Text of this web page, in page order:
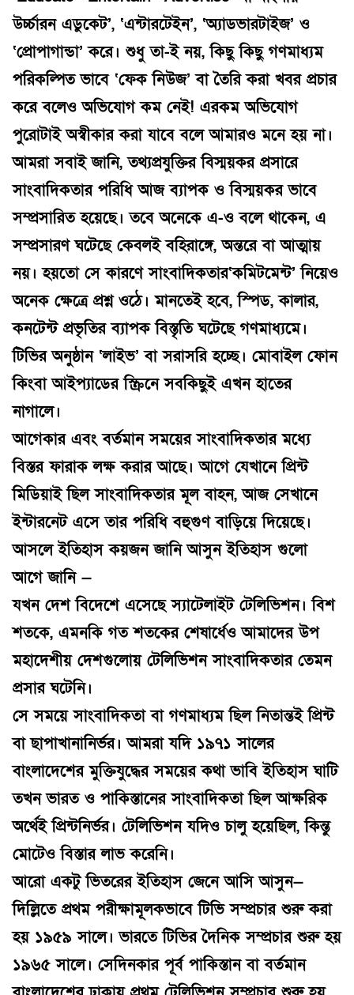
উর্চ্চারন এডুকেট’, ‘এন্টারটেইন’, ‘অ্যাডভারটাইজ’ ও
‘প্রোপাগান্ডা’ করে। শুধু তা-ই নয়, কিছু কিছু গণমাধ্যম
পরিকল্পিত ভাবে ‘ফেক নিউজ’ বা তৈরি করা খবর প্রচার
করে বলেও অভিযোগ কম নেই! এরকম অভিযোগ
পুরোটাই অস্বীকার করা যাবে বলে আমারও মনে হয় না।
আমরা সবাই জানি, তথ্যপ্রযুক্তির বিস্ময়কর প্রসারে
সাংবাদিকতার পরিধি আজ ব্যাপক ও বিস্ময়কর ভাবে
সম্প্রসারিত হয়েছে। তবে অনেকে এ-ও বলে থাকেন, এ
সম্প্রসারণ ঘটেছে কেবলই বহিরাঙ্গে, অন্তরে বা আত্মায়
নয়। হয়তো সে কারণে সাংবাদিকতার‘কমিটমেন্ট’ নিয়েও
অনেক ক্ষেত্রে প্রশ্ন ওঠে। মানতেই হবে, স্পিড, কালার,
কনটেন্ট প্রভৃতির ব্যাপক বিস্তৃতি ঘটেছে গণমাধ্যমে।
টিভির অনুষ্ঠান ‘লাইভ’ বা সরাসরি হচ্ছে। মোবাইল ফোন
কিংবা আইপ্যাডের স্ক্রিনে সবকিছুই এখন হাতের
নাগালে।
আগেকার এবং বর্তমান সময়ের সাংবাদিকতার মধ্যে
বিস্তর ফারাক লক্ষ করার আছে। আগে যেখানে প্রিন্ট
মিডিয়াই ছিল সাংবাদিকতার মূল বাহন, আজ সেখানে
ইন্টারনেট এসে তার পরিধি বহুগুণ বাড়িয়ে দিয়েছে।
আসলে ইতিহাস কয়জন জানি আসুন ইতিহাস গুলো
আগে জানি —
যখন দেশ বিদেশে এসেছে স্যাটেলাইট টেলিভিশন। বিশ
শতকে, এমনকি গত শতকের শেষার্ধেও আমাদের উপ
মহাদেশীয় দেশগুলোয় টেলিভিশন সাংবাদিকতার তেমন
প্রসার ঘটেনি।
সে সময়ে সাংবাদিকতা বা গণমাধ্যম ছিল নিতান্তই প্রিন্ট
বা ছাপাখানানির্ভর। আমরা যদি ১৯৭১ সালের
বাংলাদেশের মুক্তিযুদ্ধের সময়ের কথা ভাবি ইতিহাস ঘাটি
তখন ভারত ও পাকিস্তানের সাংবাদিকতা ছিল আক্ষরিক
অর্থেই প্রিন্টনির্ভর। টেলিভিশন যদিও চালু হয়েছিল, কিন্তু
মোটেও বিস্তার লাভ করেনি।
আরো একটু ভিতরের ইতিহাস জেনে আসি আসুন—
দিল্লিতে প্রথম পরীক্ষামূলকভাবে টিভি সম্প্রচার শুরু করা
হয় ১৯৫৯ সালে। ভারতে টিভির দৈনিক সম্প্রচার শুরু হয়
১৯৬৫ সালে। সেদিনকার পূর্ব পাকিস্তান বা বর্তমান